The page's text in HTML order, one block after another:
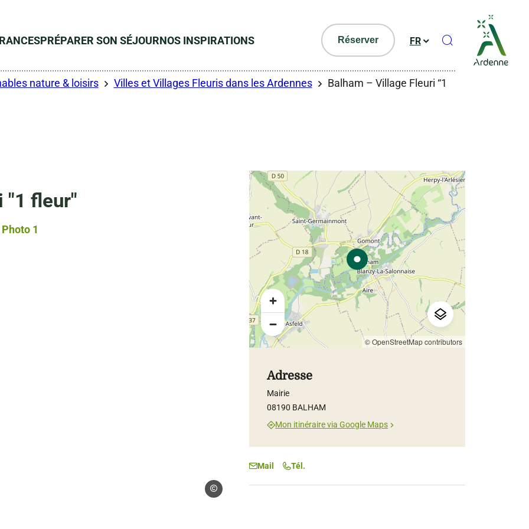
PRÉPARER SON SÉJOURNOS INSPIRATIONS Réserver FR Ouvrir le
nature & loisirs Villes et Villages Fleuris dans les Ardennes
Balham – Village Fleuri “1
"1 fleur"
Photo 1, © Droits gérés
Droits gérés
© OpenStreetMap contributors
Adresse
Mairie
08190 BALHAM
Mon itinéraire via Google Maps
Mail Tél.